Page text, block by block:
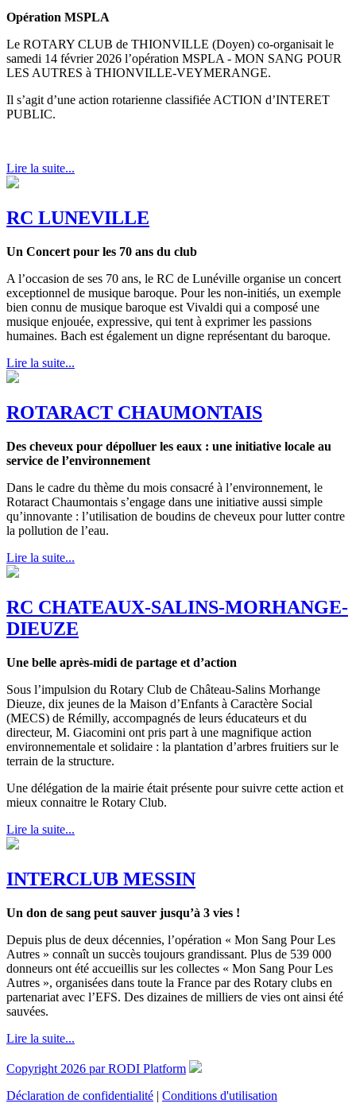
Opération MSPLA
Le ROTARY CLUB de THIONVILLE (Doyen) co-organisait le
samedi 14 février 2026 l’opération MSPLA - MON SANG POUR
LES AUTRES à THIONVILLE-VEYMERANGE.
Il s’agit d’une action rotarienne classifiée ACTION d’INTERET
PUBLIC.
Lire la suite...
RC LUNEVILLE
Un Concert pour les 70 ans du club
A l’occasion de ses 70 ans, le RC de Lunéville organise un concert
exceptionnel de musique baroque. Pour les non-initiés, un exemple
bien connu de musique baroque est Vivaldi qui a composé une
musique enjouée, expressive, qui tent à exprimer les passions
humaines. Bach est également un digne représentant du baroque.
Lire la suite...
ROTARACT CHAUMONTAIS
Des cheveux pour dépolluer les eaux : une initiative locale au
service de l’environnement
Dans le cadre du thème du mois consacré à l’environnement, le
Rotaract Chaumontais s’engage dans une initiative aussi simple
qu’innovante : l’utilisation de boudins de cheveux pour lutter contre
la pollution de l’eau.
Lire la suite...
RC CHATEAUX-SALINS-MORHANGE-
DIEUZE
Une belle après-midi de partage et d’action
Sous l’impulsion du Rotary Club de Château-Salins Morhange
Dieuze, dix jeunes de la Maison d’Enfants à Caractère Social
(MECS) de Rémilly, accompagnés de leurs éducateurs et du
directeur, M. Giacomini ont pris part à une magnifique action
environnementale et solidaire : la plantation d’arbres fruitiers sur le
terrain de la structure.
Une délégation de la mairie était présente pour suivre cette action et
mieux connaitre le Rotary Club.
Lire la suite...
INTERCLUB MESSIN
Un don de sang peut sauver jusqu’à 3 vies !
Depuis plus de deux décennies, l’opération « Mon Sang Pour Les
Autres » connaît un succès toujours grandissant. Plus de 539 000
donneurs ont été accueillis sur les collectes « Mon Sang Pour Les
Autres », organisées dans toute la France par des Rotary clubs en
partenariat avec l’EFS. Des dizaines de milliers de vies ont ainsi été
sauvées.
Lire la suite...
Copyright 2026 par RODI Platform
Déclaration de confidentialité | Conditions d'utilisation